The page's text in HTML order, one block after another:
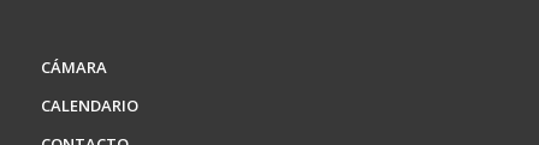
CÁMARA
CALENDARIO